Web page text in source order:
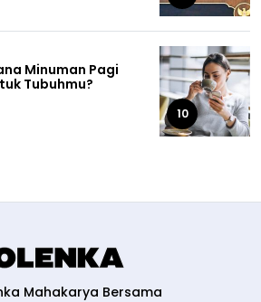
Minuman Pagi
Tubuhmu?
10
Mahakarya Bersama